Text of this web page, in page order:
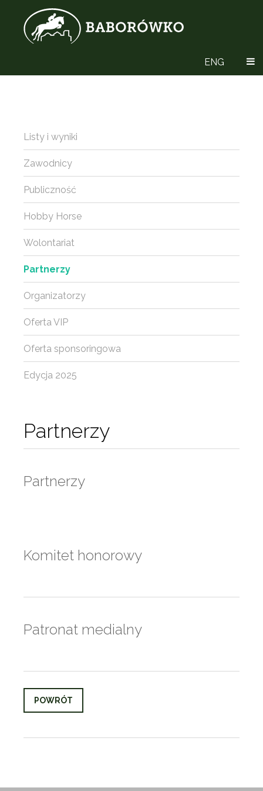
ENG
Partnerzy
Partnerzy
Komitet honorowy
Patronat medialny
POWRÓT
Listy i wyniki
Zawodnicy
Publiczność
Hobby Horse
Wolontariat
Partnerzy
Organizatorzy
Oferta VIP
Oferta sponsoringowa
Edycja 2025